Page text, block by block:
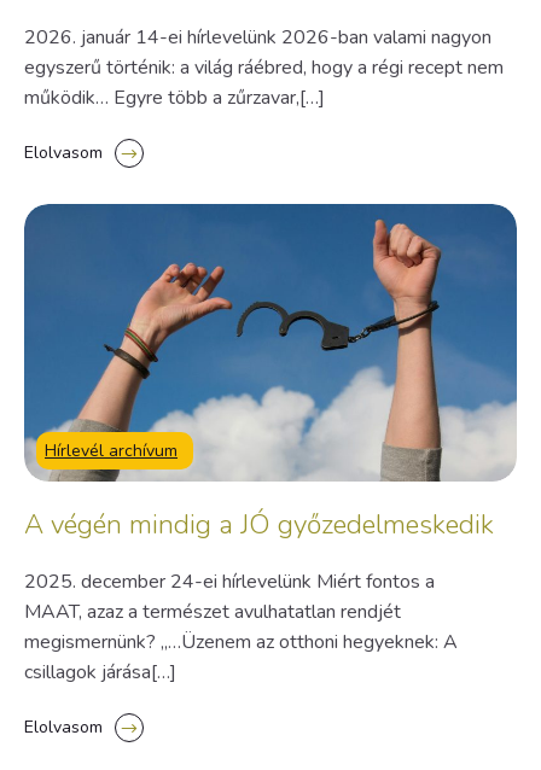
2026. január 14-ei hírlevelünk 2026-ban valami nagyon
egyszerű történik: a világ ráébred, hogy a régi recept nem
működik… Egyre több a zűrzavar,[…]
Elolvasom
Hírlevél archívum
A végén mindig a JÓ győzedelmeskedik
2025. december 24-ei hírlevelünk Miért fontos a
MAAT, azaz a természet avulhatatlan rendjét
megismernünk? „…Üzenem az otthoni hegyeknek: A
csillagok járása[…]
Elolvasom